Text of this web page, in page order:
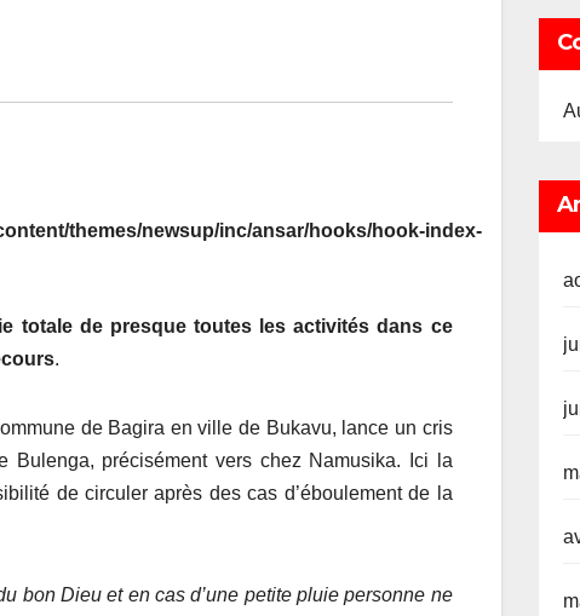
themes/newsup/inc/ansar/hooks/hook-index-
totale de presque toutes les activités dans ce
.
de Bagira en ville de Bukavu, lance un cris
Bulenga, précisément vers chez Namusika. Ici la
de circuler après des cas d’éboulement de la
bon Dieu et en cas d’une petite pluie personne ne